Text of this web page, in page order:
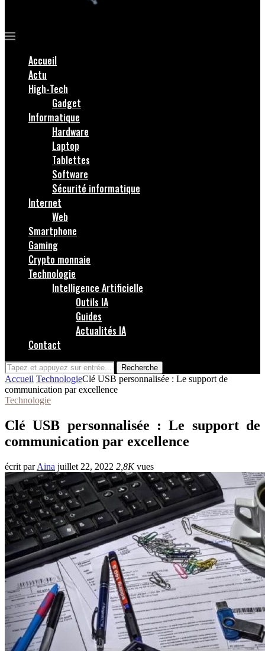
Accueil
Actu
High-Tech
Gadget
Informatique
Hardware
Laptop
Tablettes
Software
Sécurité informatique
Internet
Web
Smartphone
Gaming
Crypto monnaie
Technologie
Intelligence Artificielle
Outils IA
Guides
Actualités IA
Contact
Recherche
Accueil TechnologieClé USB personnalisée : Le support de
communication par excellence
Technologie
Clé USB personnalisée : Le support de
communication par excellence
écrit parAina juillet 22, 2022 2,8Kvues